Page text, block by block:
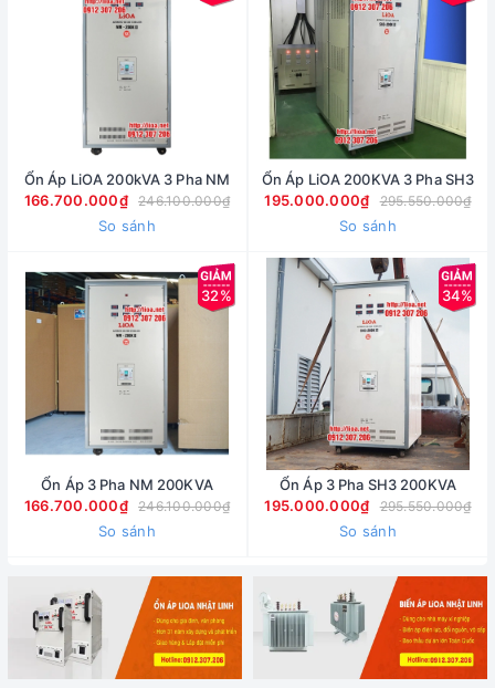
Ổn Áp LiOA 200kVA 3 Pha NM
166.700.000₫
246.100.000₫
So sánh
Ổn Áp LiOA 200KVA 3 Pha SH3
195.000.000₫
295.550.000₫
So sánh
32%
Ổn Áp 3 Pha NM 200KVA
166.700.000₫
246.100.000₫
So sánh
34%
Ổn Áp 3 Pha SH3 200KVA
195.000.000₫
295.550.000₫
So sánh